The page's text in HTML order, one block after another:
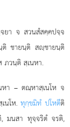
ยา จ สวนสํสคฺคปจฺจ
ชายนฺติ สฺชายนฺติ
วนฺติ สฺเนหา.
หา – ตณฺหาสฺเนโห จ
นโห.ทุกฺขมิทํ ปโหตีติ
, มนสา ทุจฺจริตํ จรติ,